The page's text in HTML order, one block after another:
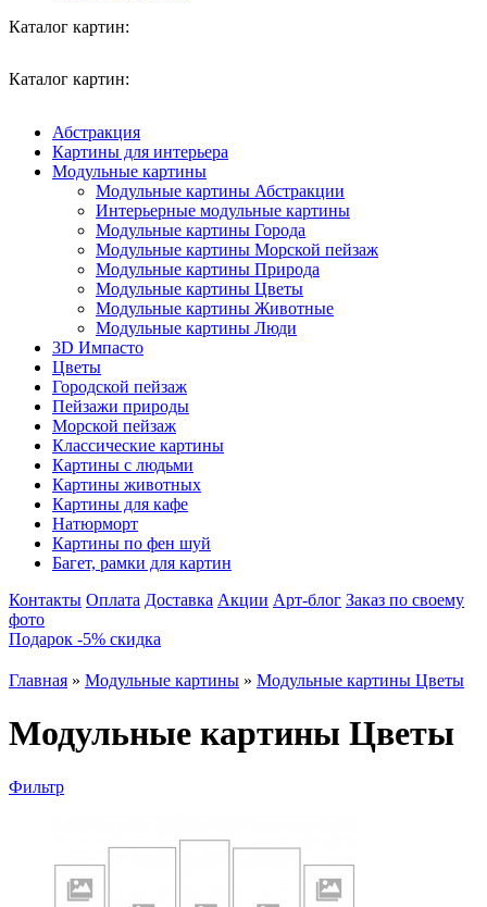
Каталог картин:
Каталог картин:
Абстракция
Картины для интерьера
Модульные картины
Модульные картины Абстракции
Интерьерные модульные картины
Модульные картины Города
Модульные картины Морской пейзаж
Модульные картины Природа
Модульные картины Цветы
Модульные картины Животные
Модульные картины Люди
3D Импасто
Цветы
Городской пейзаж
Пейзажи природы
Морской пейзаж
Классические картины
Картины с людьми
Картины животных
Картины для кафе
Натюрморт
Картины по фен шуй
Багет, рамки для картин
Контакты Оплата Доставка Акции Арт-блог Заказ по своему
фото
Подарок -5% скидка
Главная » Модульные картины » Модульные картины Цветы
Модульные картины Цветы
Фильтр